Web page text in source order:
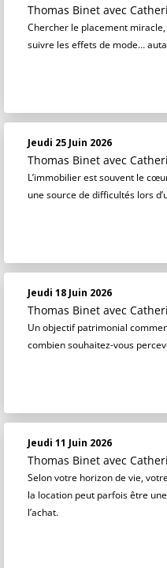
Thomas Binet avec
Chercher le placement
suivre les effets de mode…
Jeudi 25 Juin 2026
Thomas Binet avec
L’immobilier est souvent le
une source de difficultés lors
Jeudi 18 Juin 2026
Thomas Binet avec
Un objectif patrimonial
combien souhaitez-vous
Jeudi 11 Juin 2026
Thomas Binet avec
Selon votre horizon de vie,
la location peut parfois être
l’achat.